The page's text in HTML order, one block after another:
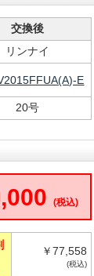
交換後
リンナイ
E
20号
(税込)
￥77,558
(税込)